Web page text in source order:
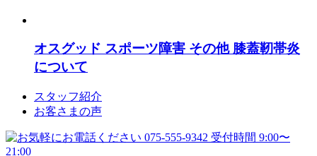
オスグッド スポーツ障害 その他 膝蓋靭帯炎
について
スタッフ紹介
お客さまの声